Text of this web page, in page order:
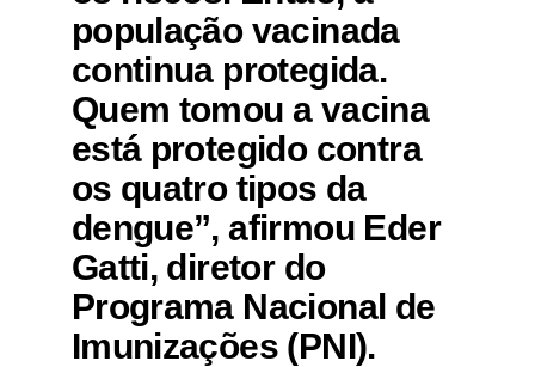
população vacinada
continua protegida.
Quem tomou a vacina
está protegido contra
os quatro tipos da
dengue”, afirmou Eder
Gatti, diretor do
Programa Nacional de
Imunizações (PNI).